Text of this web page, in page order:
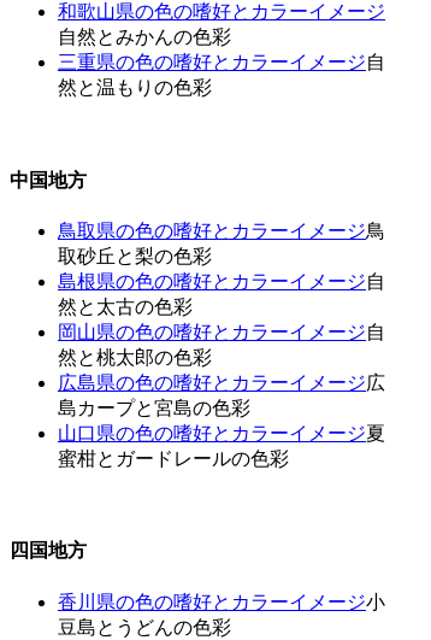
和歌山県の色の嗜好とカラーイメージ
自然とみかんの色彩
三重県の色の嗜好とカラーイメージ自
然と温もりの色彩
中国地方
鳥取県の色の嗜好とカラーイメージ鳥
取砂丘と梨の色彩
島根県の色の嗜好とカラーイメージ自
然と太古の色彩
岡山県の色の嗜好とカラーイメージ自
然と桃太郎の色彩
広島県の色の嗜好とカラーイメージ広
島カープと宮島の色彩
山口県の色の嗜好とカラーイメージ夏
蜜柑とガードレールの色彩
四国地方
香川県の色の嗜好とカラーイメージ小
豆島とうどんの色彩